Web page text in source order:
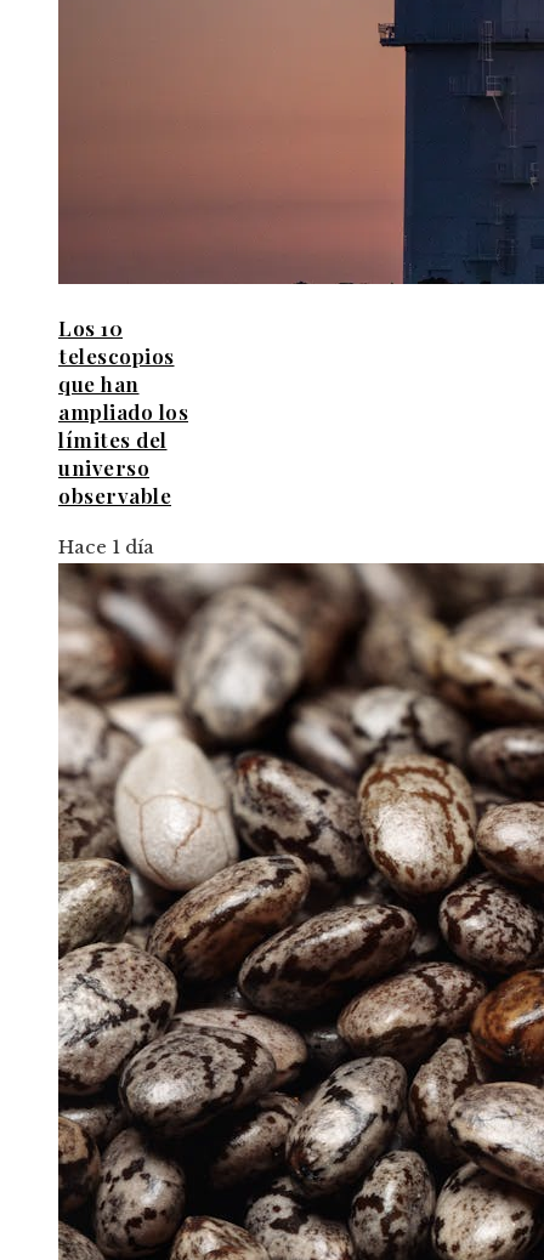
Los 10
telescopios
que han
ampliado los
límites del
universo
observable
Hace 1 día